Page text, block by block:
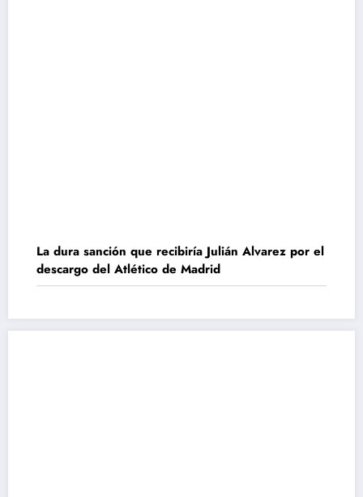
La dura sanción que recibiría Julián Alvarez por el
descargo del Atlético de Madrid